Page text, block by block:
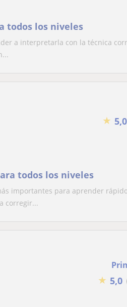
todos los niveles
a interpretarla con la técnica
★ 5,0
todos los niveles
importantes para aprender
corregir...
★ 5,0